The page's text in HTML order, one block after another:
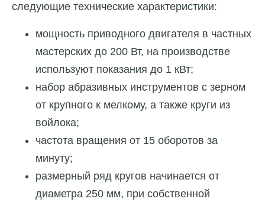
следующие технические характеристики:
мощность приводного двигателя в частных
мастерских до 200 Вт, на производстве
используют показания до 1 кВт;
набор абразивных инструментов с зерном
от крупного к мелкому, а также круги из
войлока;
частота вращения от 15 оборотов за
минуту;
размерный ряд кругов начинается от
диаметра 250 мм, при собственной